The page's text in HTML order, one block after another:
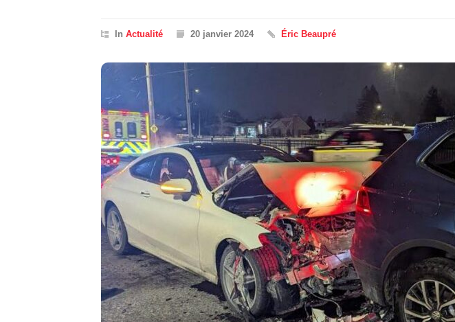
In Actualité 20 janvier 2024 Éric Beaupré